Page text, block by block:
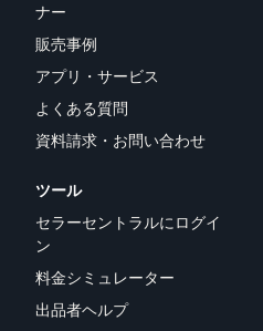
ナー
販売事例
アプリ・サービス
よくある質問
資料請求・お問い合わせ
ツール
セラーセントラルにログイ
ン
料金シミュレーター
出品者ヘルプ